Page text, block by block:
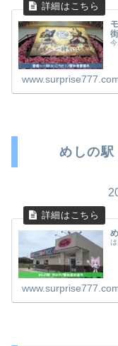
今
めしの
は